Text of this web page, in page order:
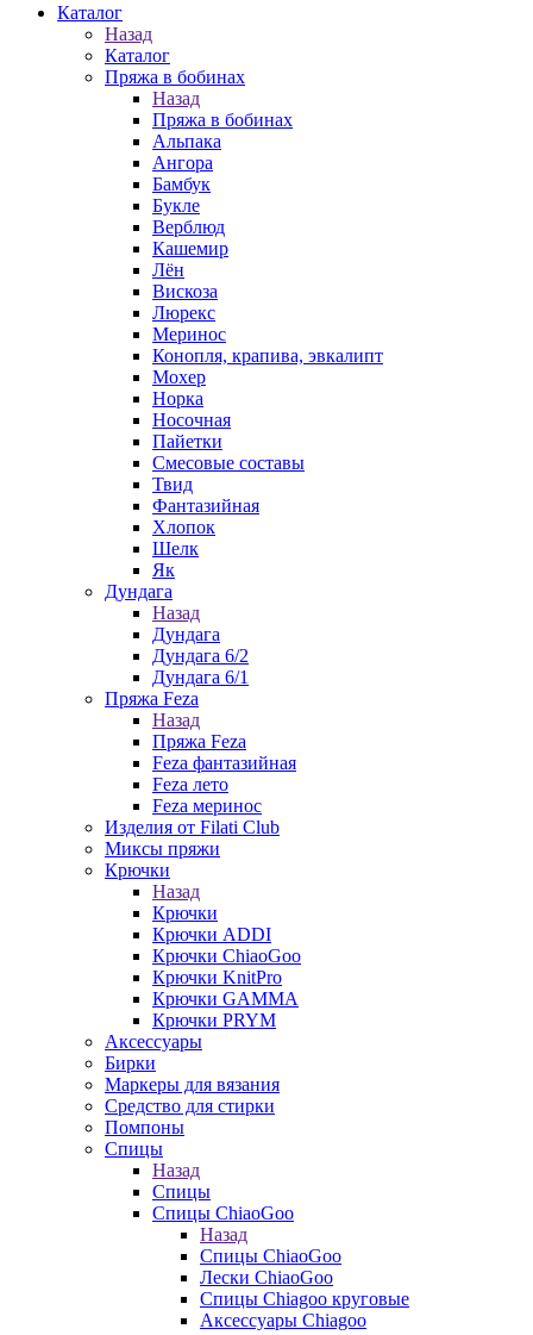
Каталог
Назад
Каталог
Пряжа в бобинах
Назад
Пряжа в бобинах
Альпака
Ангора
Бамбук
Букле
Верблюд
Кашемир
Лён
Вискоза
Люрекс
Меринос
Конопля, крапива, эвкалипт
Мохер
Норка
Носочная
Пайетки
Смесовые составы
Твид
Фантазийная
Хлопок
Шелк
Як
Дундага
Назад
Дундага
Дундага 6/2
Дундага 6/1
Пряжа Feza
Назад
Пряжа Feza
Feza фантазийная
Feza лето
Feza меринос
Изделия от Filati Club
Миксы пряжи
Крючки
Назад
Крючки
Крючки ADDI
Крючки ChiaoGoo
Крючки KnitPro
Крючки GAMMA
Крючки PRYM
Аксессуары
Бирки
Маркеры для вязания
Средство для стирки
Помпоны
Спицы
Назад
Спицы
Спицы ChiaoGoo
Назад
Спицы ChiaoGoo
Лески ChiaoGoo
Cпицы Сhiagoo круговые
Аксессуары Chiagoo